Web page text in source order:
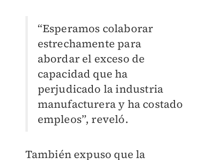
“Esperamos colaborar
estrechamente para
abordar el exceso de
capacidad que ha
perjudicado la industria
manufacturera y ha costado
empleos”, reveló.
También expuso que la